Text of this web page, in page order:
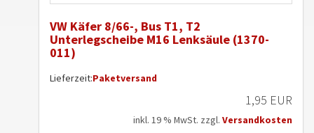
VW Käfer 8/66-, Bus T1, T2
Unterlegscheibe M16 Lenksäule (1370-
011)
Lieferzeit:Paketversand
1,95 EUR
inkl. 19 % MwSt. zzgl. Versandkosten